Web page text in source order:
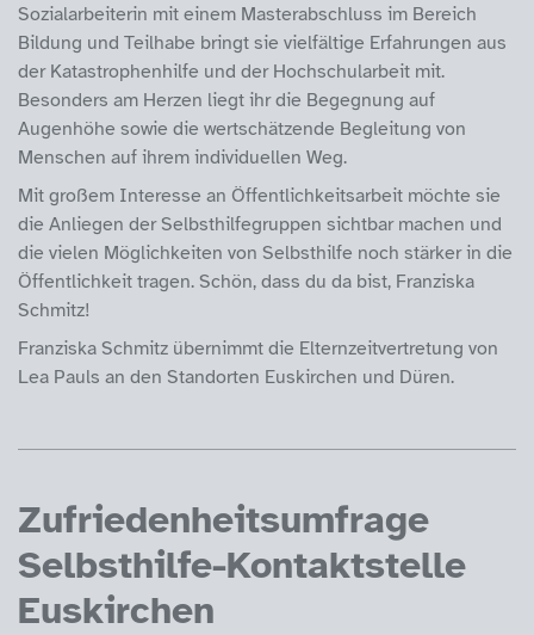
Sozialarbeiterin mit einem Masterabschluss im Bereich
Bildung und Teilhabe bringt sie vielfältige Erfahrungen aus
der Katastrophenhilfe und der Hochschularbeit mit.
Besonders am Herzen liegt ihr die Begegnung auf
Augenhöhe sowie die wertschätzende Begleitung von
Menschen auf ihrem individuellen Weg.
Mit großem Interesse an Öffentlichkeitsarbeit möchte sie
die Anliegen der Selbsthilfegruppen sichtbar machen und
die vielen Möglichkeiten von Selbsthilfe noch stärker in die
Öffentlichkeit tragen. Schön, dass du da bist, Franziska
Schmitz!
Franziska Schmitz übernimmt die Elternzeitvertretung von
Lea Pauls an den Standorten Euskirchen und Düren.
Zufriedenheitsumfrage
Selbsthilfe-Kontaktstelle
Euskirchen